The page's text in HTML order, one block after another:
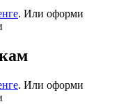
. Или оформи
. Или оформи